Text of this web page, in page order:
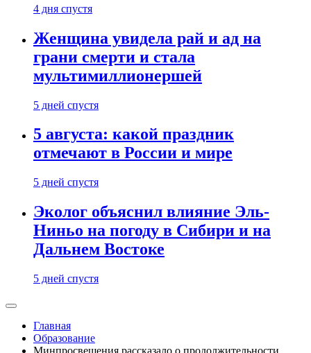
4 дня спустя
Женщина увидела рай и ад на
грани смерти и стала
мультимиллионершей
5 дней спустя
5 августа: какой праздник
отмечают в России и мире
5 дней спустя
Эколог объяснил влияние Эль-
Ниньо на погоду в Сибири и на
Дальнем Востоке
5 дней спустя
Главная
Образование